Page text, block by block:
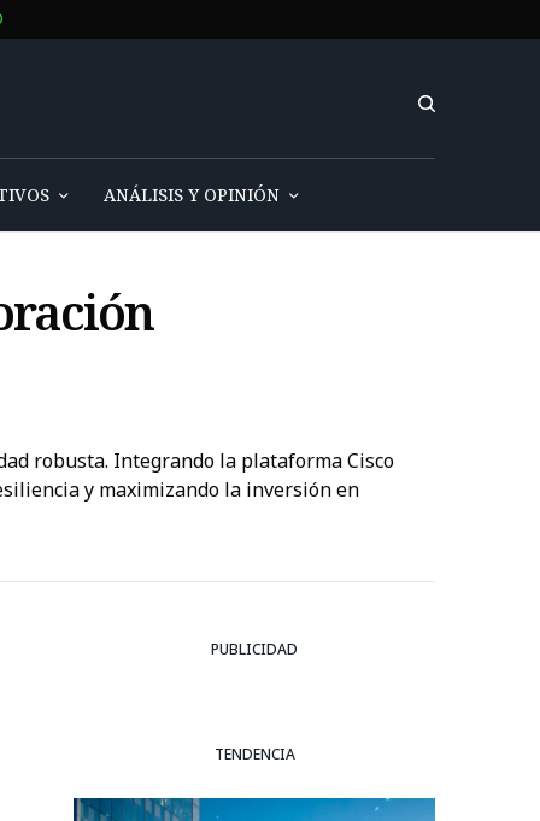
ANÁLISIS Y OPINIÓN
robusta. Integrando la plataforma Cisco
y maximizando la inversión en
PUBLICIDAD
TENDENCIA